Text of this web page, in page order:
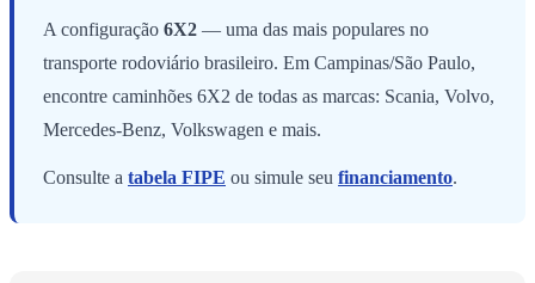
A configuração 6X2 — uma das mais populares no
transporte rodoviário brasileiro. Em Campinas/São Paulo,
encontre caminhões 6X2 de todas as marcas: Scania, Volvo,
Mercedes-Benz, Volkswagen e mais.
Consulte a tabela FIPE ou simule seu financiamento.